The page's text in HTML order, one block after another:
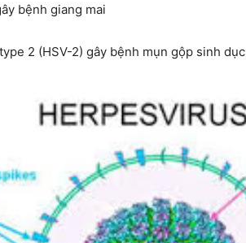
bệnh giang mai
2 (HSV-2) gây bệnh mụn gộp sinh dục